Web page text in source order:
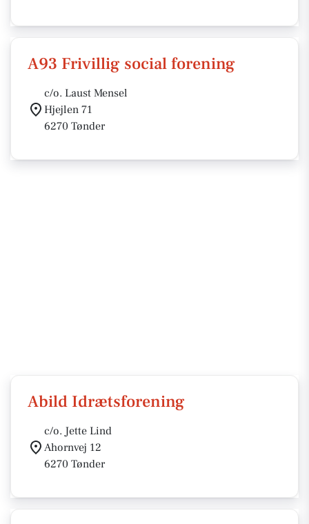
A93 Frivillig social forening
c/o. Laust Mensel
Hjejlen 71
6270 Tønder
Abild Idrætsforening
c/o. Jette Lind
Ahornvej 12
6270 Tønder